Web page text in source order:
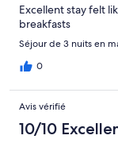
Excellent stay felt
breakfasts
Séjour de 3 nuits en
0
Avis vérifié
10/10